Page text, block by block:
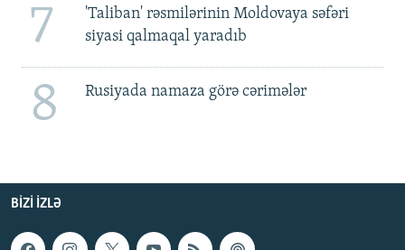
7
'Taliban' rəsmilərinin Moldovaya səfəri
siyasi qalmaqal yaradıb
8 Rusiyada namaza görə cərimələr
BIZI IZLƏ